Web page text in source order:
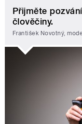
Přijměte
člověčiny.
František Novotný,